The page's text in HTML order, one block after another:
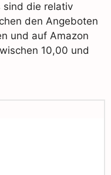
sind die relativ
den Angeboten
und auf Amazon
10,00 und